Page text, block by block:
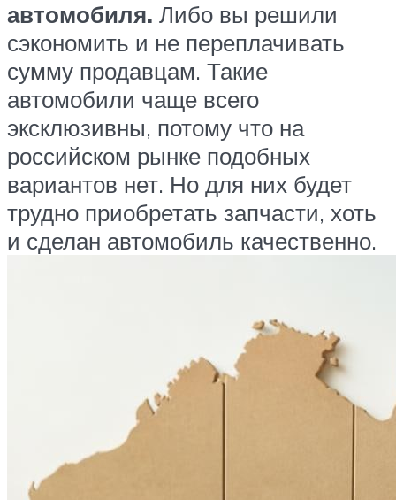
автомобиля. Либо вы решили
сэкономить и не переплачивать
сумму продавцам. Такие
автомобили чаще всего
эксклюзивны, потому что на
российском рынке подобных
вариантов нет. Но для них будет
трудно приобретать запчасти, хоть
и сделан автомобиль качественно.